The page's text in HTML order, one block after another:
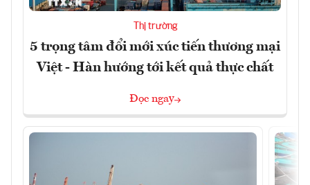
Thị trường
5 trọng tâm đổi mới xúc tiến thương mại
Việt - Hàn hướng tới kết quả thực chất
Đọc ngay